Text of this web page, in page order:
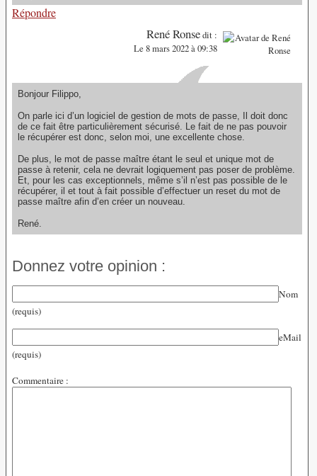
Répondre
René Ronsedit :
Le 8 mars 2022 à 09:38
Bonjour Filippo,
On parle ici d’un logiciel de gestion de mots de passe, Il doit donc
de ce fait être particulièrement sécurisé. Le fait de ne pas pouvoir
le récupérer est donc, selon moi, une excellente chose.
De plus, le mot de passe maître étant le seul et unique mot de
passe à retenir, cela ne devrait logiquement pas poser de problème.
Et, pour les cas exceptionnels, même s’il n’est pas possible de le
récupérer, il et tout à fait possible d’effectuer un reset du mot de
passe maître afin d’en créer un nouveau.
René.
Donnez votre opinion :
Nom
(requis)
eMail
(requis)
Commentaire :